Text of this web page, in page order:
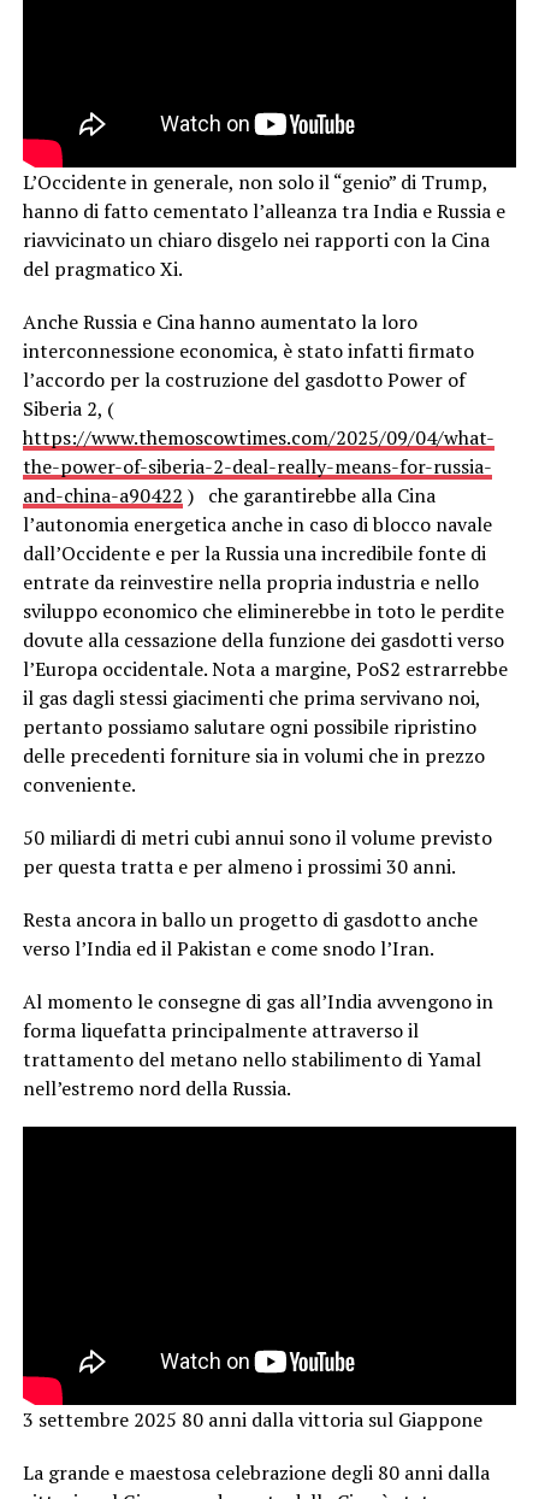
L’Occidente in generale, non solo il “genio” di Trump,
hanno di fatto cementato l’alleanza tra India e Russia e
riavvicinato un chiaro disgelo nei rapporti con la Cina
del pragmatico Xi.
Anche Russia e Cina hanno aumentato la loro
interconnessione economica, è stato infatti firmato
l’accordo per la costruzione del gasdotto Power of
Siberia 2, (
https://www.themoscowtimes.com/2025/09/04/what-
the-power-of-siberia-2-deal-really-means-for-russia-
and-china-a90422 ) che garantirebbe alla Cina
l’autonomia energetica anche in caso di blocco navale
dall’Occidente e per la Russia una incredibile fonte di
entrate da reinvestire nella propria industria e nello
sviluppo economico che eliminerebbe in toto le perdite
dovute alla cessazione della funzione dei gasdotti verso
l’Europa occidentale. Nota a margine, PoS2 estrarrebbe
il gas dagli stessi giacimenti che prima servivano noi,
pertanto possiamo salutare ogni possibile ripristino
delle precedenti forniture sia in volumi che in prezzo
conveniente.
50 miliardi di metri cubi annui sono il volume previsto
per questa tratta e per almeno i prossimi 30 anni.
Resta ancora in ballo un progetto di gasdotto anche
verso l’India ed il Pakistan e come snodo l’Iran.
Al momento le consegne di gas all’India avvengono in
forma liquefatta principalmente attraverso il
trattamento del metano nello stabilimento di Yamal
nell’estremo nord della Russia.
3 settembre 2025 80 anni dalla vittoria sul Giappone
La grande e maestosa celebrazione degli 80 anni dalla